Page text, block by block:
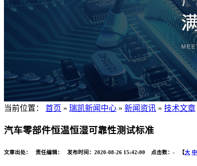
当前位置： 首页 » 瑞凯新闻中心 » 新闻资讯 » 技术文章
汽车零部件恒温恒湿可靠性测试标准
文章出处： 责任编辑： 发布时间：2020-08-26 15:42:00 点击数： - 【大 中